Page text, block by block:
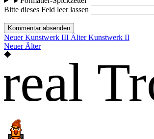
Bitte dieses Feld leer lassen
Kommentar absenden
Neuer Kunstwerk III Älter Kunstwerk II
Neuer Älter
real